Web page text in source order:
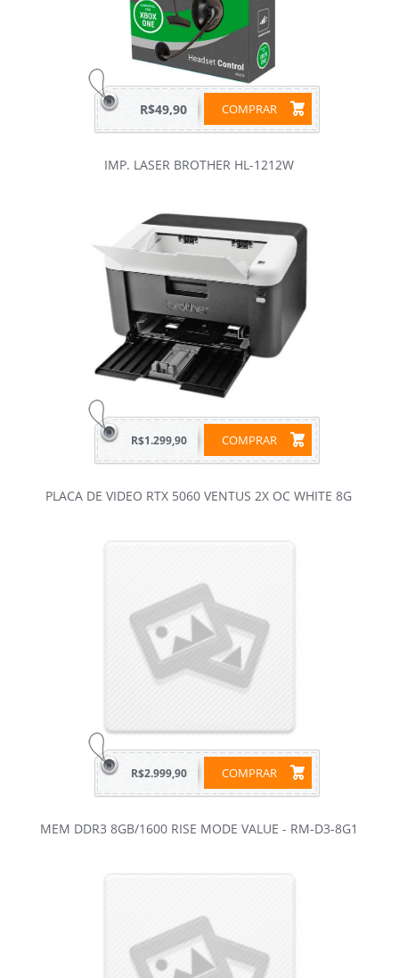
COMPRAR
R$49,90
IMP. LASER BROTHER HL-1212W
COMPRAR
R$1.299,90
PLACA DE VIDEO RTX 5060 VENTUS 2X OC WHITE 8G
COMPRAR
R$2.999,90
MEM DDR3 8GB/1600 RISE MODE VALUE - RM-D3-8G1